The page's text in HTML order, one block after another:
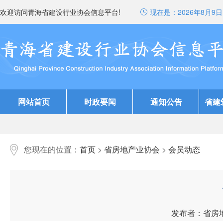
欢迎访问青海省建设行业协会信息平台! 现在是： 2026年8月9
网站首页 时政要闻 通知公告 省建
您现在的位置： 首页 > 省房地产业协会 > 会员动态
发布者：省房